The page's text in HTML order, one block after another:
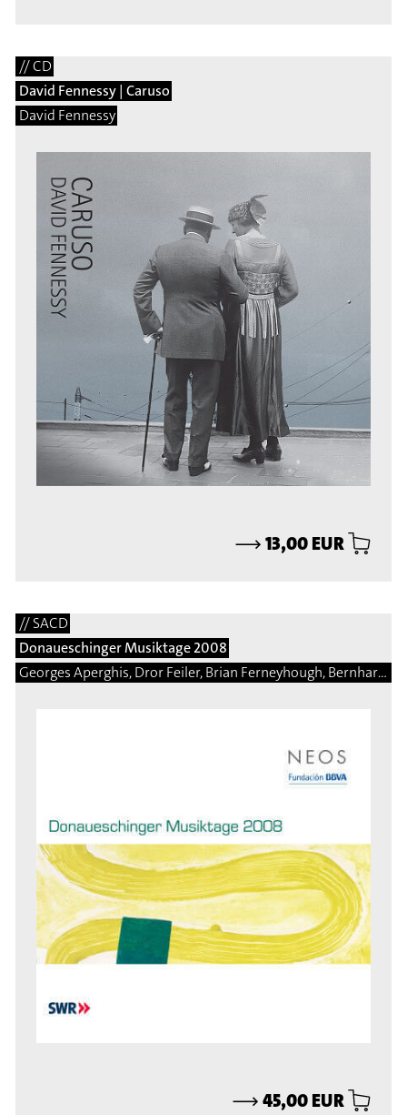
// CD
David Fennessy | Caruso
David Fennessy
⟶13,00 EUR
// SACD
Donaueschinger Musiktage 2008
Georges Aperghis, Dror Feiler, Brian Ferneyhough, Bernhard Gander, Saed Haddad, Arnulf Herrmann, Ben Johnston, Eduardo Moguillansky, Isabel Mundry, Brice Pauset, Enno Poppe
⟶45,00 EUR